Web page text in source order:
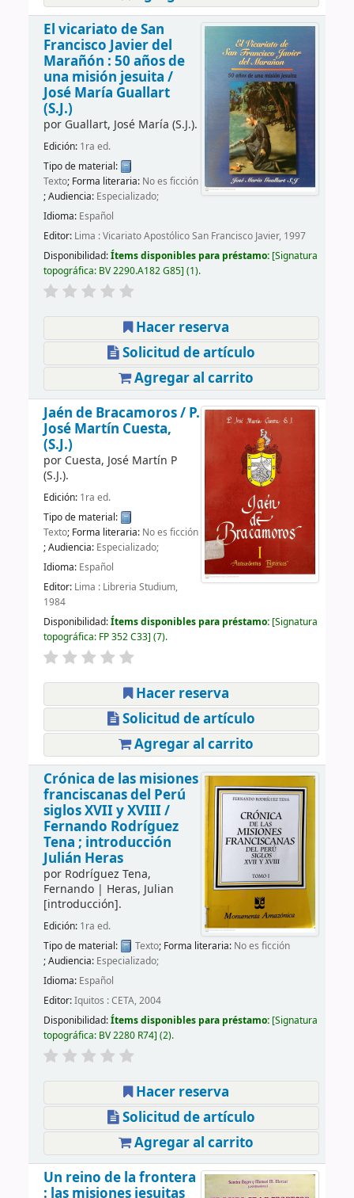
El vicariato de San
Francisco Javier del
Marañón : 50 años de
una misión jesuita /
José María Guallart
(S.J.)
por Guallart, José María (S.J.).
Edición: 1ra ed.
Tipo de material:
Texto; Forma literaria: No es ficción
; Audiencia: Especializado;
Idioma: Español
Editor: Lima : Vicariato Apostólico San Francisco Javier, 1997
Disponibilidad:Ítems disponibles para préstamo: Signatura
topográfica: BV 2290.A182 G85 (1).
Hacer reserva
Solicitud de artículo
Agregar al carrito
Jaén de Bracamoros / P.
José Martín Cuesta,
(S.J.)
por Cuesta, José Martín P
(S.J.).
Edición: 1ra ed.
Tipo de material:
Texto; Forma literaria: No es ficción
; Audiencia: Especializado;
Idioma: Español
Editor: Lima : Libreria Studium,
1984
Disponibilidad:Ítems disponibles para préstamo: Signatura
topográfica: FP 352 C33 (7).
Hacer reserva
Solicitud de artículo
Agregar al carrito
Crónica de las misiones
franciscanas del Perú
siglos XVII y XVIII /
Fernando Rodríguez
Tena ; introducción
Julián Heras
por Rodríguez Tena,
Fernando| Heras, Julian
[introducción].
Edición: 1ra ed.
Tipo de material:
Texto; Forma literaria: No es ficción
; Audiencia: Especializado;
Idioma: Español
Editor:Iquitos : CETA, 2004
Disponibilidad:Ítems disponibles para préstamo: Signatura
topográfica: BV 2280 R74 (2).
Hacer reserva
Solicitud de artículo
Agregar al carrito
Un reino de la frontera
: las misiones jesuitas